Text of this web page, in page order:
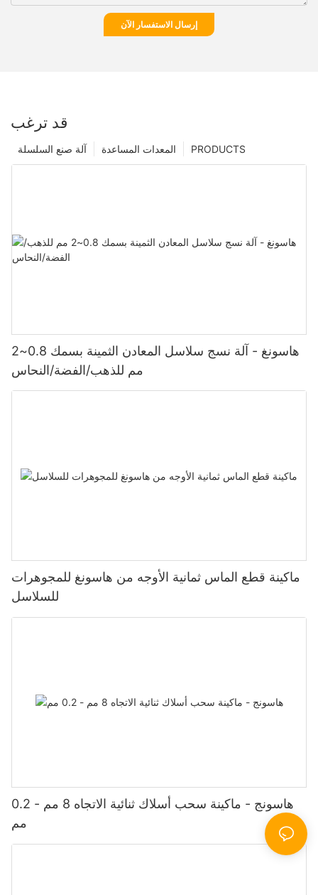
إرسال الاستفسار الآن
قد ترغب
PRODUCTS المعدات المساعدة آلة صنع السلسلة
هاسونغ - آلة نسج سلاسل المعادن الثمينة بسمك 0.8~2
مم للذهب/الفضة/النحاس
ماكينة قطع الماس ثمانية الأوجه من هاسونغ للمجوهرات
للسلاسل
هاسونج - ماكينة سحب أسلاك ثنائية الاتجاه 8 مم - 0.2
مم